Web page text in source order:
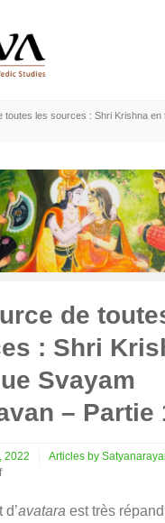
toutes les sources : Shri Krishna en
de
: Shri
Svayam
– Partie
2022
Articles by
d’avatara est très